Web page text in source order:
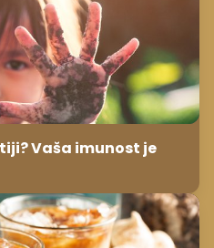
Vaša imunost je